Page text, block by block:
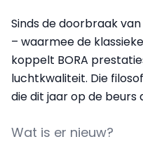
Sinds de doorbraak
– waarmee de
koppelt BORA
luchtkwaliteit. Die
die dit jaar op de beurs
Wat is er nieuw?